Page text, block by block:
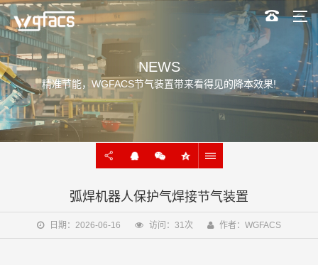
NEWS
精准节能，WGFACS节气装置带来看得见的降本效果!
弧焊机器人保护气焊接节气装置
日期：2026-06-16 访问：31次 作者：WGFACS